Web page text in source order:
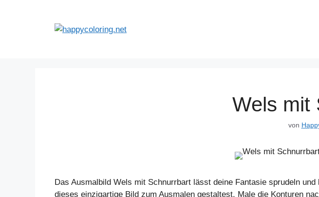
Wels mit
von
Das Ausmalbild Wels mit Schnurrbart lässt deine Fantasie sprudeln
dieses einzigartige Bild zum Ausmalen gestaltest. Male die Konturen